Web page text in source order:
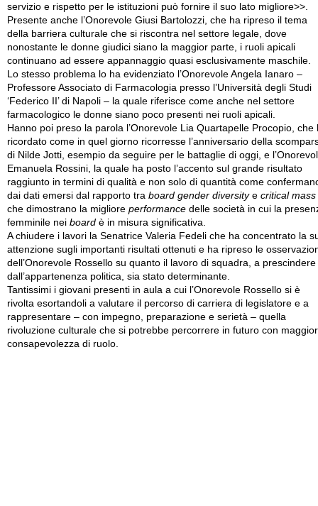
servizio e rispetto per le istituzioni può fornire il suo lato migliore>>.
Presente anche l’Onorevole Giusi Bartolozzi, che ha ripreso il tema
della barriera culturale che si riscontra nel settore legale, dove
nonostante le donne giudici siano la maggior parte, i ruoli apicali
continuano ad essere appannaggio quasi esclusivamente maschile.
Lo stesso problema lo ha evidenziato l’Onorevole Angela Ianaro –
Professore Associato di Farmacologia presso l’Università degli Studi
‘Federico II’ di Napoli – la quale riferisce come anche nel settore
farmacologico le donne siano poco presenti nei ruoli apicali.
Hanno poi preso la parola l’Onorevole Lia Quartapelle Procopio, che
ricordato come in quel giorno ricorresse l’anniversario della
di Nilde Jotti, esempio da seguire per le battaglie di oggi, e
Emanuela Rossini, la quale ha posto l’accento sul grande risultato
raggiunto in termini di qualità e non solo di quantità come
dai dati emersi dal rapporto tra board gender diversitye critical mass
che dimostrano la migliore performance delle società in cui la
femminile nei board è in misura significativa.
A chiudere i lavori la Senatrice Valeria Fedeli che ha concentrato la
attenzione sugli importanti risultati ottenuti e ha ripreso le
dell’Onorevole Rossello su quanto il lavoro di squadra, a prescindere
dall’appartenenza politica, sia stato determinante.
Tantissimi i giovani presenti in aula a cui l’Onorevole Rossello si è
rivolta esortandoli a valutare il percorso di carriera di legislatore e a
rappresentare – con impegno, preparazione e serietà – quella
rivoluzione culturale che si potrebbe percorrere in futuro con
consapevolezza di ruolo.